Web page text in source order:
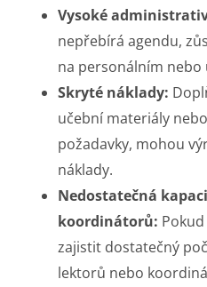
Vysoké
nepřebírá agendu,
na personálním
Skryté náklady:
učební materiály
požadavky, mohou
náklady.
Nedostatečná
koordinátorů:
zajistit dostatečný
lektorů nebo